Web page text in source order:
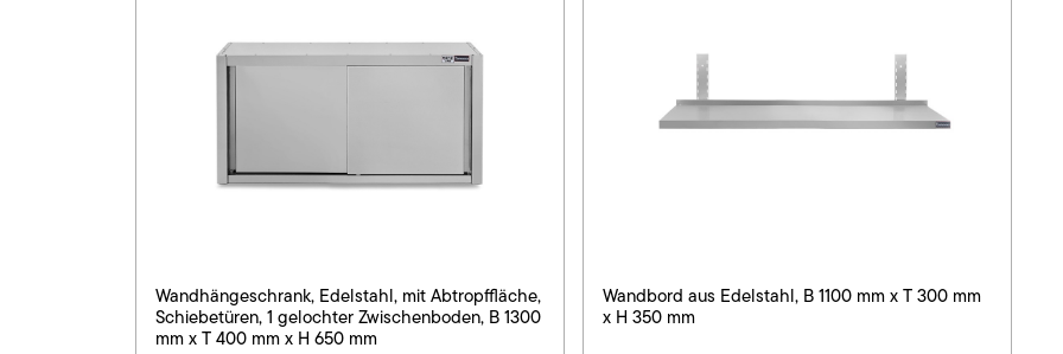
Wandhängeschrank, Edelstahl, mit Abtropffläche,
Schiebetüren, 1 gelochter Zwischenboden, B 1300
mm x T 400 mm x H 650 mm
Wandbord aus Edelstahl, B 1100 mm x T 300 mm
x H 350 mm